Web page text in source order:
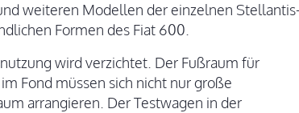
weiteren Modellen der einzelnen Stellantis-
Formen des Fiat 600.
wird verzichtet. Der Fußraum für
Fond müssen sich nicht nur große
arrangieren. Der Testwagen in der